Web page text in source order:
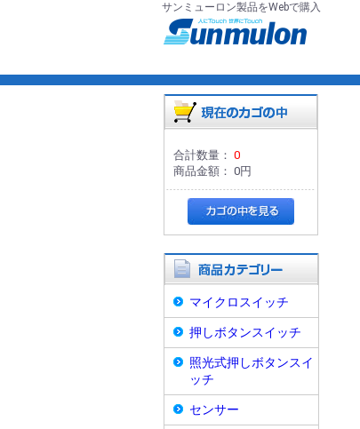
サンミューロン製品をWebで購入
合計数量： 0
商品金額：
0円
マイクロスイッチ
押しボタンスイッチ
照光式押しボタンスイ
ッチ
センサー